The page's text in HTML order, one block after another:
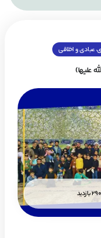
عبادی و اخلاقی
علیها)
290 بازدید